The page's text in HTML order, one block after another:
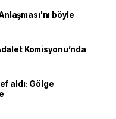
böyle
Komisyonu’nda
aldı: Gölge